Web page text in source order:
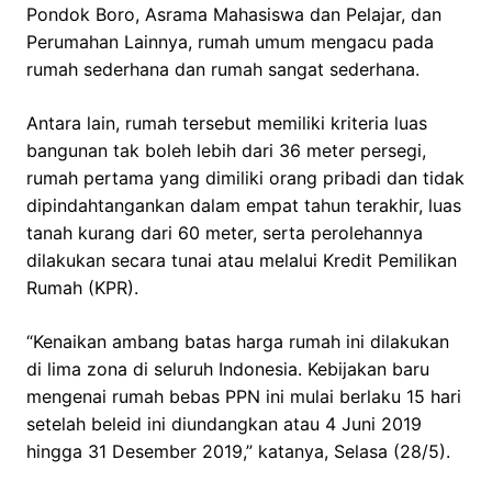
Pondok Boro, Asrama Mahasiswa dan Pelajar, dan
Perumahan Lainnya, rumah umum mengacu pada
rumah sederhana dan rumah sangat sederhana.
Antara lain, rumah tersebut memiliki kriteria luas
bangunan tak boleh lebih dari 36 meter persegi,
rumah pertama yang dimiliki orang pribadi dan tidak
dipindahtangankan dalam empat tahun terakhir, luas
tanah kurang dari 60 meter, serta perolehannya
dilakukan secara tunai atau melalui Kredit Pemilikan
Rumah (KPR).
“Kenaikan ambang batas harga rumah ini dilakukan
di lima zona di seluruh Indonesia. Kebijakan baru
mengenai rumah bebas PPN ini mulai berlaku 15 hari
setelah beleid ini diundangkan atau 4 Juni 2019
hingga 31 Desember 2019,” katanya, Selasa (28/5).